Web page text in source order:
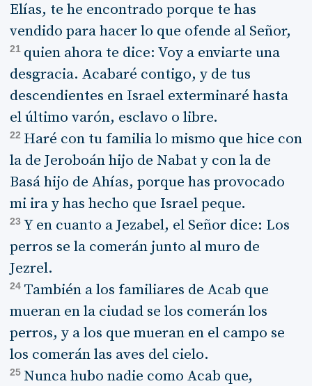
Elías, te he encontrado porque te has
vendido para hacer lo que ofende al Señor,
21 quien ahora te dice: Voy a enviarte una
desgracia. Acabaré contigo, y de tus
descendientes en Israel exterminaré hasta
el último varón, esclavo o libre.
22 Haré con tu familia lo mismo que hice con
la de Jeroboán hijo de Nabat y con la de
Basá hijo de Ahías, porque has provocado
mi ira y has hecho que Israel peque.
23 Y en cuanto a Jezabel, el Señor dice: Los
perros se la comerán junto al muro de
Jezrel.
24 También a los familiares de Acab que
mueran en la ciudad se los comerán los
perros, y a los que mueran en el campo se
los comerán las aves del cielo.
25 Nunca hubo nadie como Acab que,